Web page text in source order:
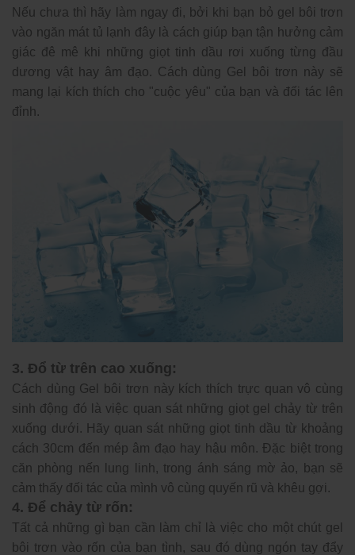
Nếu chưa thì hãy làm ngay đi, bởi khi bạn bỏ gel bôi trơn
vào ngăn mát tủ lạnh đây là cách giúp bạn tận hưởng cảm
giác đê mê khi những giọt tinh dầu rơi xuống từng đầu
dương vật hay âm đạo. Cách dùng Gel bôi trơn này sẽ
mang lại kích thích cho "cuộc yêu" của bạn và đối tác lên
đỉnh.
3. Đổ từ trên cao xuống:
Cách dùng Gel bôi trơn này kích thích trực quan vô cùng
sinh động đó là việc quan sát những giọt gel chảy từ trên
xuống dưới. Hãy quan sát những giọt tinh dầu từ khoảng
cách 30cm đến mép âm đạo hay hậu môn. Đặc biệt trong
căn phòng nến lung linh, trong ánh sáng mờ ảo, bạn sẽ
cảm thấy đối tác của mình vô cùng quyến rũ và khêu gợi.
4. Để chảy từ rốn:
Tất cả những gì bạn cần làm chỉ là việc cho một chút gel
bôi trơn vào rốn của bạn tình, sau đó dùng ngón tay đẩy